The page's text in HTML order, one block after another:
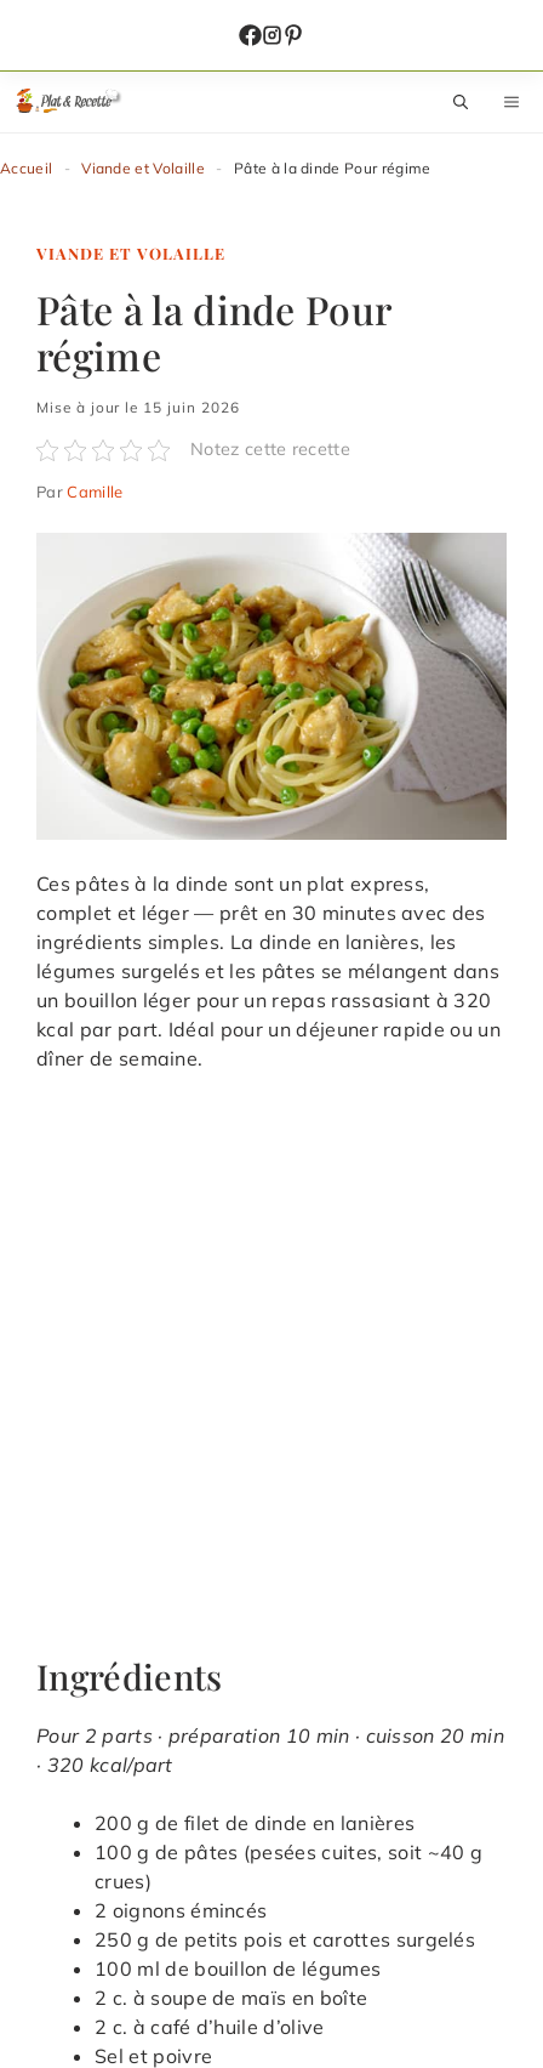
contenu
Accueil - Viande et Volaille - Pâte à la dinde Pour régime
VIANDE ET VOLAILLE
Pâte à la dinde Pour
régime
Mise à jour le 15 juin 2026
Notez cette recette
ParCamille
Ces pâtes à la dinde sont un plat express,
complet et léger — prêt en 30 minutes avec des
ingrédients simples. La dinde en lanières, les
légumes surgelés et les pâtes se mélangent dans
un bouillon léger pour un repas rassasiant à 320
kcal par part. Idéal pour un déjeuner rapide ou un
dîner de semaine.
Ingrédients
Pour 2 parts · préparation 10 min · cuisson 20 min
· 320 kcal/part
200 g de filet de dinde en lanières
100 g de pâtes (pesées cuites, soit ~40 g
crues)
2 oignons émincés
250 g de petits pois et carottes surgelés
100 ml de bouillon de légumes
2 c. à soupe de maïs en boîte
2 c. à café d’huile d’olive
Sel et poivre